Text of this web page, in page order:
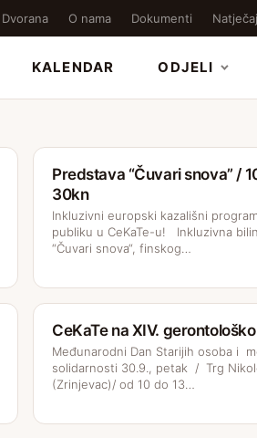
Dvorana O nama Dokumenti
KALENDAR ODJELI
Predstava “Čuvari snova” /
30kn
Inkluzivni europski kazališni
publiku u CeKaTe-u! Inkluzivna
“Čuvari snova“, finskog…
CeKaTe na XIV.
Međunarodni Dan Starijih osoba i
solidarnosti 30.9., petak / Trg
(Zrinjevac)/ od 10 do 13…